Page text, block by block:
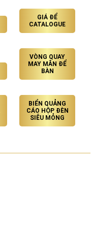
GIÁ ĐỂ
CATALOGUE
VÒNG QUAY
MAY MẮN ĐỂ
BÀN
BIỂN QUẢNG
CÁO HỘP ĐÈN
SIÊU MỎNG